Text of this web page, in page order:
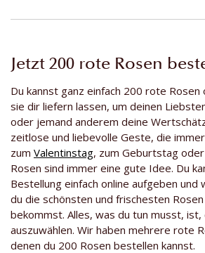
Jetzt 200 rote Rosen
Du kannst ganz einfach 200 rote Rosen
sie dir liefern lassen, um deinen
oder jemand anderem deine
zeitlose und liebevolle Geste, die
zum Valentinstag, zum Geburtstag
Rosen sind immer eine gute Idee. Du
Bestellung einfach online aufgeben und
du die schönsten und frischesten
bekommst. Alles, was du tun musst,
auszuwählen. Wir haben mehrere rote
denen du 200 Rosen bestellen kannst.